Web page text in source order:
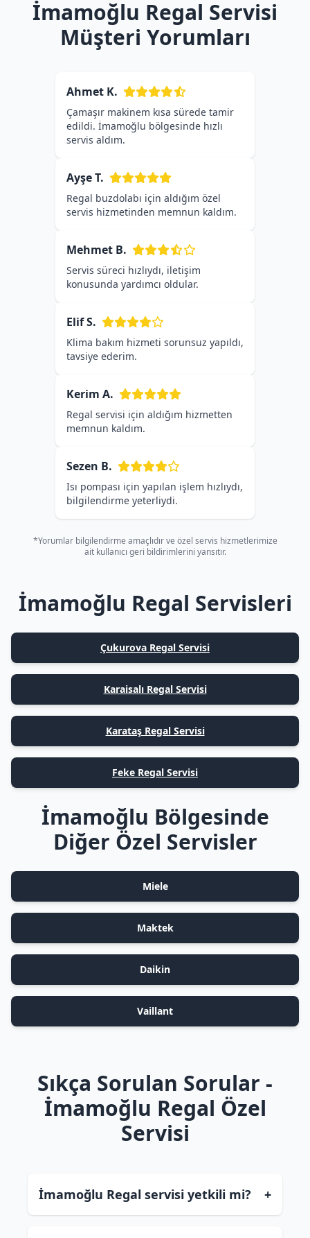
İmamoğlu Regal Servisi
Müşteri Yorumları
Ahmet K.
Çamaşır makinem kısa sürede tamir
edildi. İmamoğlu bölgesinde hızlı
servis aldım.
Ayşe T.
Regal buzdolabı için aldığım özel
servis hizmetinden memnun kaldım.
Mehmet B.
Servis süreci hızlıydı, iletişim
konusunda yardımcı oldular.
Elif S.
Klima bakım hizmeti sorunsuz yapıldı,
tavsiye ederim.
Kerim A.
Regal servisi için aldığım hizmetten
memnun kaldım.
Sezen B.
Isı pompası için yapılan işlem hızlıydı,
bilgilendirme yeterliydi.
*Yorumlar bilgilendirme amaçlıdır ve özel servis hizmetlerimize
ait kullanıcı geri bildirimlerini yansıtır.
İmamoğlu Regal Servisleri
Çukurova Regal Servisi
Karaisalı Regal Servisi
Karataş Regal Servisi
Feke Regal Servisi
İmamoğlu Bölgesinde
Diğer Özel Servisler
Miele
Maktek
Daikin
Vaillant
Sıkça Sorulan Sorular -
İmamoğlu Regal Özel
Servisi
İmamoğlu Regal servisi yetkili mi? +